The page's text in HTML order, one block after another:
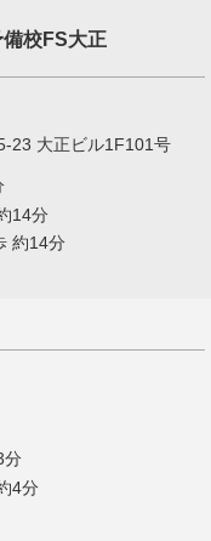
校FS大正
23 大正ビル1F101号
14分
約14分
分
4分